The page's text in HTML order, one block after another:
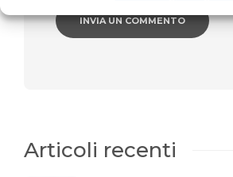
Articoli recenti